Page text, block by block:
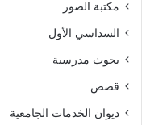
مكتبة الصور
السداسي الأول
بحوث مدرسية
قصص
ديوان الخدمات الجامعية